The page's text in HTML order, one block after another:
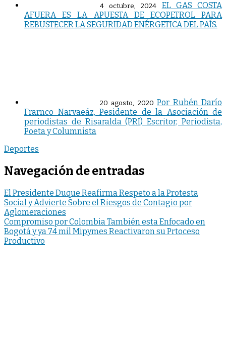
4 octubre, 2024
EL GAS COSTA
AFUERA ES LA APUESTA DE ECOPETROL PARA
REBUSTECER LA SEGURIDAD ENÉRGETICA DEL PAÍS.
20 agosto, 2020 Por Rubén Darío
Frarnco Narvaeáz, Pesidente de la Asociación de
periodistas de Risaralda (PRI) Escritor, Periodista,
Poeta y Columnista
Deportes
Navegación de entradas
El Presidente Duque Reafirma Respeto a la Protesta
Social y Advierte Sobre el Riesgos de Contagio por
Aglomeraciones
Compromiso por Colombia También esta Enfocado en
Bogotá y ya 74 mil Mipymes Reactivaron su Prtoceso
Productivo